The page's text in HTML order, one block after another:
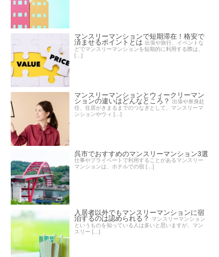
マンスリーマンションで短期滞在！格安で
済ませるポイントとは 出張や旅行、イベントな
どでマンスリーマンションを短期的に利用する際は、
[…]
マンスリーマンションとウィークリーマン
ションの違いはどんなところ？ 出張や単身赴
任、住居がきまるまでのつなぎとして、マンスリーマ
ンションやウィ […]
呉市でおすすめのマンスリーマンション3選
仕事やプライベートで利用することがあるマンスリー
マンションは、ホテルでの宿 […]
入居者以外でもマンスリーマンションに宿
泊するのは認められる？
マンスリーマンション
というものを知っている人は多いと思いますが、マン
スリー […]